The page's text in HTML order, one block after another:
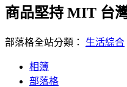
商品堅持 MIT 台
部落格全站分類： 生活綜合
相簿
部落格